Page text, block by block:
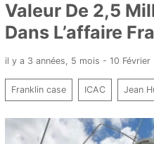
Valeur De 2,5
Dans L’affaire
il y a 3 années, 5 mois - 10 Février
Franklin case ICAC Jean